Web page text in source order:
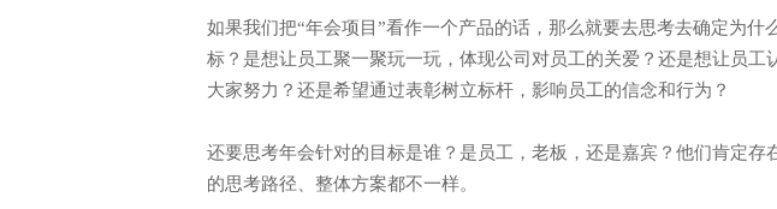
如果我们把“年会项目”看作一个产品的话，那么就要去思考去确定为什
标？是想让员工聚一聚玩一玩，体现公司对员工的关爱？还是想让员工
大家努力？还是希望通过表彰树立标杆，影响员工的信念和行为？
还要思考年会针对的目标是谁？是员工，老板，还是嘉宾？他们肯定存
的思考路径、整体方案都不一样。